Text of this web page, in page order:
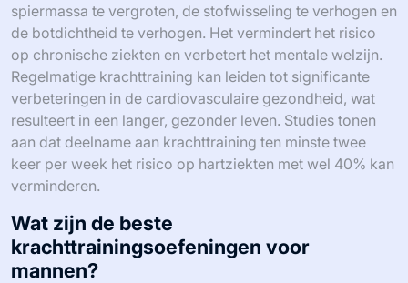
spiermassa te vergroten, de stofwisseling te verhogen en
de botdichtheid te verhogen. Het vermindert het risico
op chronische ziekten en verbetert het mentale welzijn.
Regelmatige krachttraining kan leiden tot significante
verbeteringen in de cardiovasculaire gezondheid, wat
resulteert in een langer, gezonder leven. Studies tonen
aan dat deelname aan krachttraining ten minste twee
keer per week het risico op hartziekten met wel 40% kan
verminderen.
Wat zijn de beste
krachttrainingsoefeningen voor
mannen?